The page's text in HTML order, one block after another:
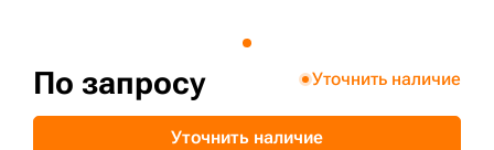
По запросу Уточнить наличие
Уточнить наличие